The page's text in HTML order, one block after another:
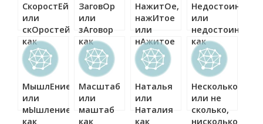
СкоростЕй
или
скОростей
как
правильно?
ЗаговОр
или
зАговор
как
правильно?
НажитОе,
нажИтое
или
нАжитое
как
правильно?
Недостоин
или
недостоин
как
правильно?
МышлЕние
или
мЫшление
как
Масштаб
или
маштаб
как
Наталья
или
Наталия
как
Несколько
или не
сколько,
нисколько